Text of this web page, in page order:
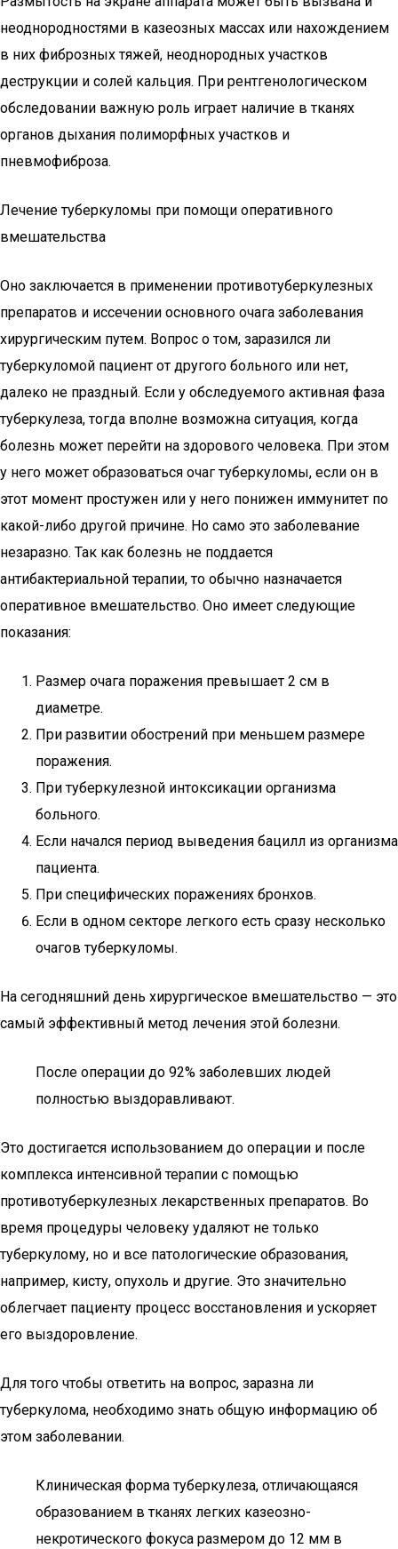
неоднородностями в казеозных массах или нахождением
в них фиброзных тяжей, неоднородных участков
деструкции и солей кальция. При рентгенологическом
обследовании важную роль играет наличие в тканях
органов дыхания полиморфных участков и
пневмофиброза.
Лечение туберкуломы при помощи оперативного
вмешательства
Оно заключается в применении противотуберкулезных
препаратов и иссечении основного очага заболевания
хирургическим путем. Вопрос о том, заразился ли
туберкуломой пациент от другого больного или нет,
далеко не праздный. Если у обследуемого активная фаза
туберкулеза, тогда вполне возможна ситуация, когда
болезнь может перейти на здорового человека. При этом
у него может образоваться очаг туберкуломы, если он в
этот момент простужен или у него понижен иммунитет по
какой-либо другой причине. Но само это заболевание
незаразно. Так как болезнь не поддается
антибактериальной терапии, то обычно назначается
оперативное вмешательство. Оно имеет следующие
показания:
Размер очага поражения превышает 2 см в
диаметре.
При развитии обострений при меньшем размере
поражения.
При туберкулезной интоксикации организма
больного.
Если начался период выведения бацилл из организма
пациента.
При специфических поражениях бронхов.
Если в одном секторе легкого есть сразу несколько
очагов туберкуломы.
На сегодняшний день хирургическое вмешательство — это
самый эффективный метод лечения этой болезни.
После операции до 92% заболевших людей
полностью выздоравливают.
Это достигается использованием до операции и после
комплекса интенсивной терапии с помощью
противотуберкулезных лекарственных препаратов. Во
время процедуры человеку удаляют не только
туберкулому, но и все патологические образования,
например, кисту, опухоль и другие. Это значительно
облегчает пациенту процесс восстановления и ускоряет
его выздоровление.
Для того чтобы ответить на вопрос, заразна ли
туберкулома, необходимо знать общую информацию об
этом заболевании.
Клиническая форма туберкулеза, отличающаяся
образованием в тканях легких казеозно-
некротического фокуса размером до 12 мм в